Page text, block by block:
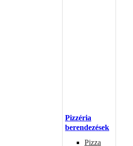
Pizzéria
berendezések
Pizza